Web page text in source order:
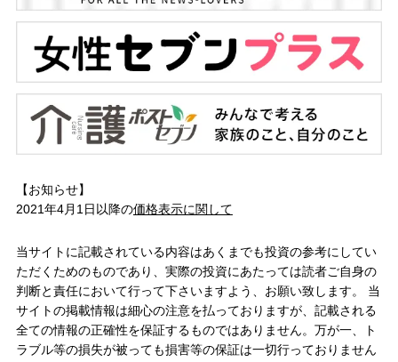
【お知らせ】
2021年4月1日以降の価格表示に関して
当サイトに記載されている内容はあくまでも投資の参考にしてい
ただくためのものであり、実際の投資にあたっては読者ご自身の
判断と責任において行って下さいますよう、お願い致します。 当
サイトの掲載情報は細心の注意を払っておりますが、記載される
全ての情報の正確性を保証するものではありません。万が一、ト
ラブル等の損失が被っても損害等の保証は一切行っておりません